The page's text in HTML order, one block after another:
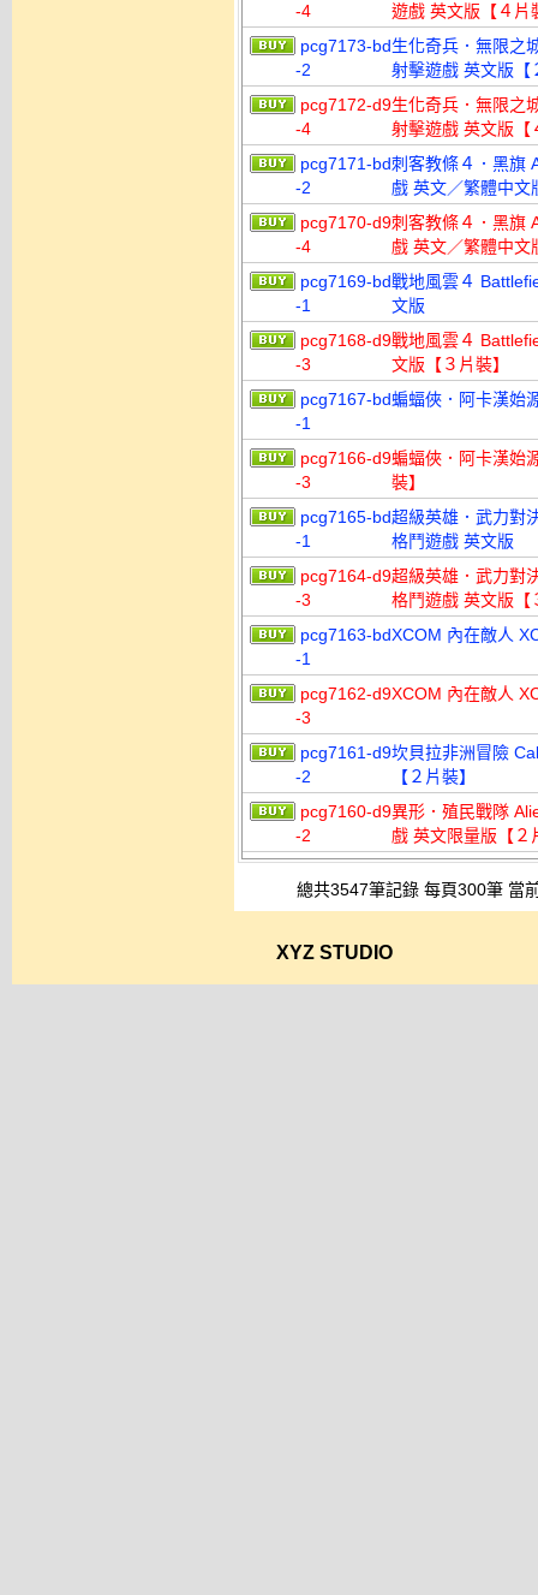
-4
遊戲 英文版【４片
pcg7173-bd
-2
生化奇兵．無限之
射擊遊戲 英文版【
pcg7172-d9
-4
生化奇兵．無限之
射擊遊戲 英文版【
pcg7171-bd
-2
刺客教條４．黑旗
戲 英文／繁體中文
pcg7170-d9
-4
刺客教條４．黑旗
戲 英文／繁體中文
pcg7169-bd
-1
戰地風雲４
文版
pcg7168-d9
-3
戰地風雲４
文版【３片裝】
pcg7167-bd
-1
蝙蝠俠．阿卡漢始
pcg7166-d9
-3
蝙蝠俠．阿卡漢始
裝】
pcg7165-bd
-1
超級英雄．武力對
格鬥遊戲 英文版
pcg7164-d9
-3
超級英雄．武力對
格鬥遊戲 英文版【
pcg7163-bd
-1
XCOM 內在敵人
pcg7162-d9
-3
XCOM 內在敵人
pcg7161-d9
-2
坎貝拉非洲冒險
【２片裝】
pcg7160-d9
-2
異形．殖民戰隊
戲 英文限量版【２
總共3547筆記錄 每頁300筆 當
XYZ STUDIO